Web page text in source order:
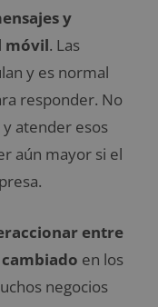
y
móvil. Las
y es normal
responder. No
atender esos
aún mayor si el
entre
en los
negocios